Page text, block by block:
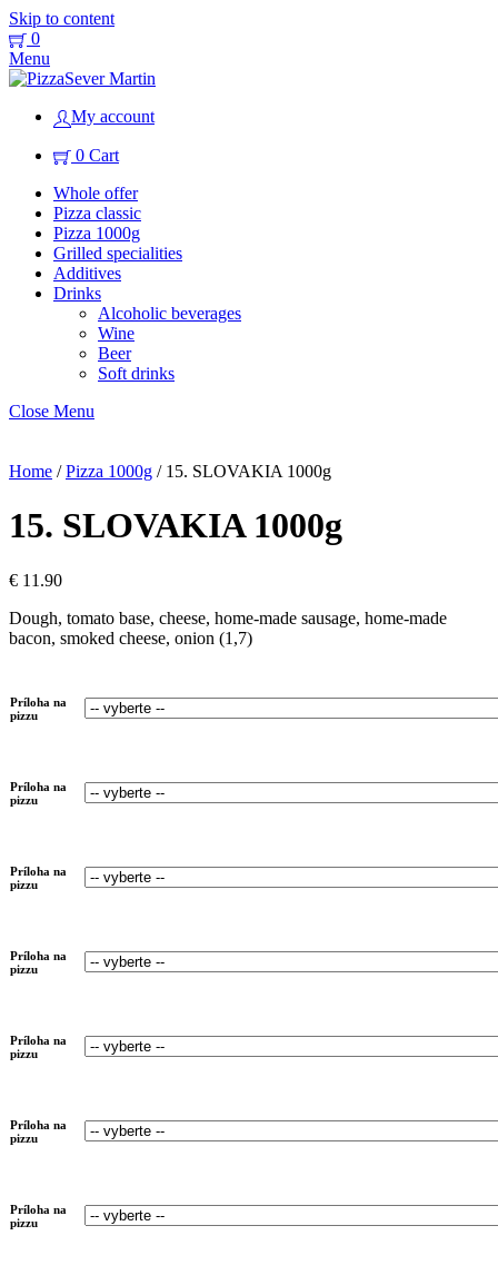
Skip to content
0
Menu
My account
0 Cart
Whole offer
Pizza classic
Pizza 1000g
Grilled specialities
Additives
Drinks
Alcoholic beverages
Wine
Beer
Soft drinks
Close Menu
Home /Pizza 1000g / 15. SLOVAKIA 1000g
15. SLOVAKIA 1000g
€ 11.90
Dough, tomato base, cheese, home-made sausage, home-made
bacon, smoked cheese, onion (1,7)
Príloha na
pizzu
Príloha na
pizzu
Príloha na
pizzu
Príloha na
pizzu
Príloha na
pizzu
Príloha na
pizzu
Príloha na
pizzu